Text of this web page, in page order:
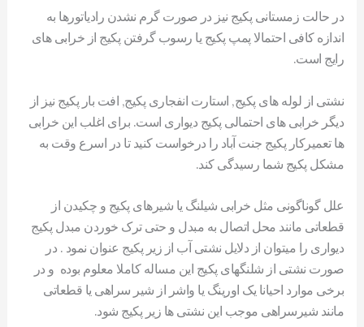
در حالت زمستانی پکیج نیز در صورت گرم نشدن رادیاتورها به
اندازه کافی احتمالا پمپ پکیج یا رسوب گرفتن پکیج از خرابی های
رایج است.
نشتی از لوله های پکیج, استارت انفجاری پکیج, افت بار پکیج نیز از
دیگر خرابی های احتمالی پکیج دیواری است. برای اغلب این خرابی
ها تعمیرکار پکیج جنت آباد را درخواست کنید تا در اسرع وقت به
مشکل پکیج شما رسیدگی کند.
علل گوناگونی مثل خرابی شیلنگ یا شیرهای پکیج و چکیدن از
قطعاتی مانند محل اتصال به مبدل و حتی ترک خوردن مبدل پکیج
دیواری را میتوان از دلایل نشتی آب از زیر پکیج عنوان نمود . در
صورت نشتی از شلنگهای پکیج این مساله کاملا معلوم بوده و در
برخی موارد احیانا یک اورینگ یا واشر از شیر سراهی یا قطعاتی
مانند شیرسراهی موجب این نشتی ها زیر پکیج شود.